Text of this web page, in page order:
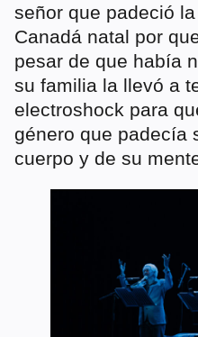
señor que padeció
Canadá natal por
pesar de que había
su familia la llevó a
electroshock para
género que padecía
cuerpo y de su